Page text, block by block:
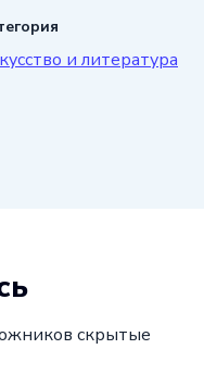
и всем, кто
и литература
скрытые